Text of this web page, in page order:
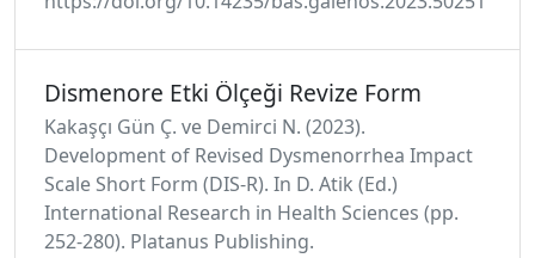
Dismenore Etki Ölçeği Revize Form
Kakaşçı Gün Ç. ve Demirci N. (2023).
Development of Revised Dysmenorrhea Impact
Scale Short Form (DIS-R). In D. Atik (Ed.)
International Research in Health Sciences (pp.
252-280). Platanus Publishing.